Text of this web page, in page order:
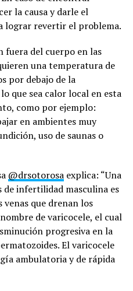
la causa y darle el
revertir el problema.
fuera del cuerpo en las
una temperatura de
por debajo de la
que sea calor local en esta
como por ejemplo:
en ambientes muy
uso de saunas o
@drsotorosa explica: “Una
de infertilidad masculina es
venas que drenan los
de varicocele, el cual
progresiva en la
El varicocele
ambulatoria y de rápida